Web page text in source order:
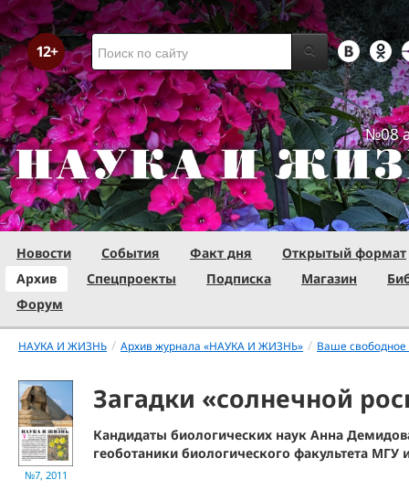
№08
Новости События Факт дня
Открытый формат
Архив
Спецпроекты Подписка Магазин
Форум
НАУКА И ЖИЗНЬ / Архив журнала «НАУКА И ЖИЗНЬ» / Ваше
№7, 2011
Загадки «солнечной
Кандидаты биологических наук Анна
геоботаники биологического факультета